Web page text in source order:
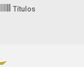
Títulos